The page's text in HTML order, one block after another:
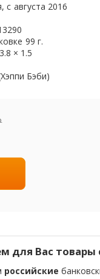
с августа 2016
99 г.
× 1.5
Бэби)
для Вас товары
российские